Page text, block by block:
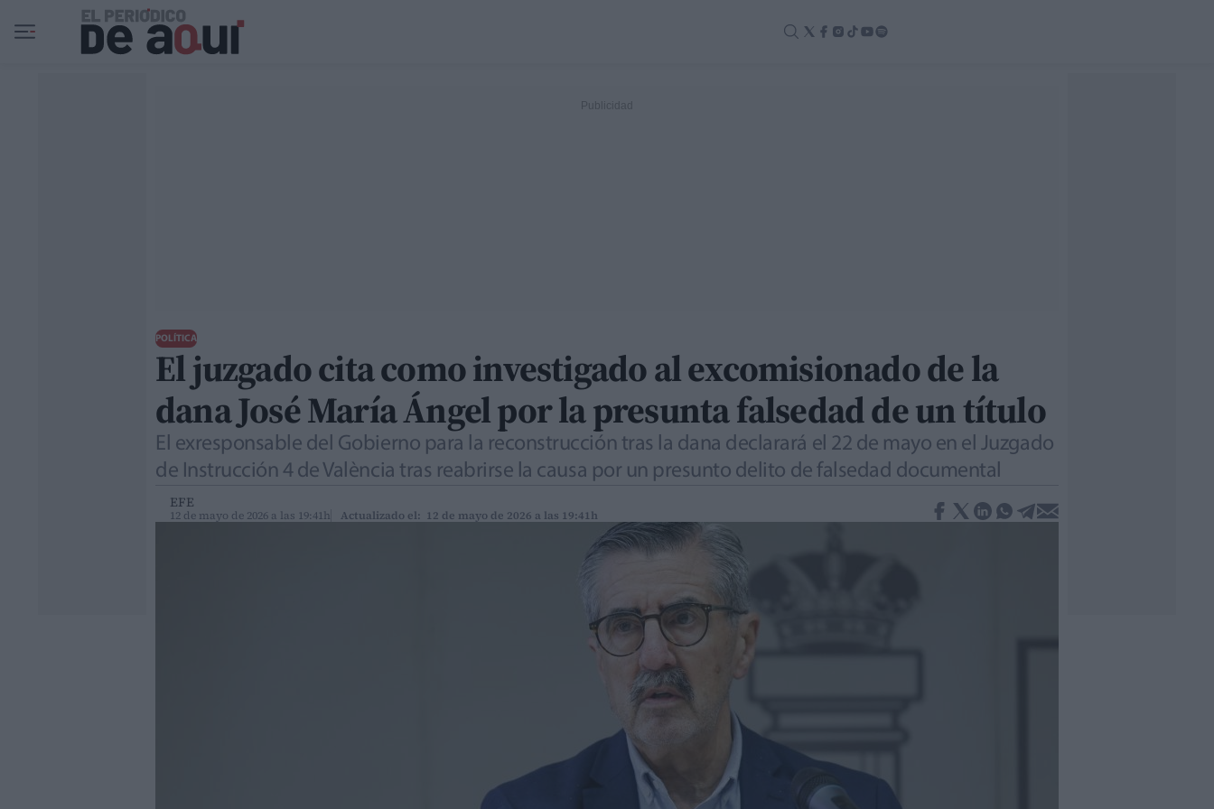
Ir al contenido principal
POLÍTICA
El juzgado cita como investigado al excomisionado de la
dana José María Ángel por la presunta falsedad de un título
El exresponsable del Gobierno para la reconstrucción tras la dana declarará el 22 de mayo en el Juzgado
de Instrucción 4 de València tras reabrirse la causa por un presunto delito de falsedad documental
EFE
12 de mayo de 2026 a las 19:41h Actualizado el: 12 de mayo de 2026 a las 19:41h